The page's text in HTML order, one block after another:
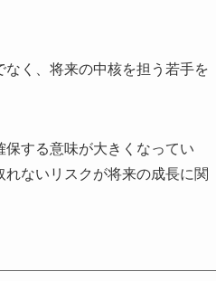
く、将来の中核を担う若手を
する意味が大きくなってい
ないリスクが将来の成長に関